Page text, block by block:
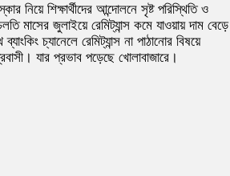
নিয়ে শিক্ষার্থীদের আন্দোলনে সৃষ্ট পরিস্থিতি ও
মাসের জুলাইয়ে রেমিট্যান্স কমে যাওয়ায় দাম বেড়ে
চ্যানেলে রেমিট্যান্স না পাঠানোর বিষয়ে
যার প্রভাব পড়েছে খোলাবাজারে।